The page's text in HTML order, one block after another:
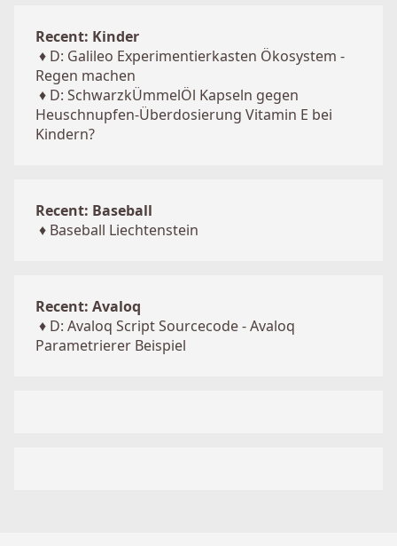
Recent: Kinder
♦ D: Galileo Experimentierkasten Ökosystem -
Regen machen
♦ D: SchwarzkÜmmelÖl Kapseln gegen
Heuschnupfen-Überdosierung Vitamin E bei
Kindern?
Recent: Baseball
♦ Baseball Liechtenstein
Recent: Avaloq
♦ D: Avaloq Script Sourcecode - Avaloq
Parametrierer Beispiel